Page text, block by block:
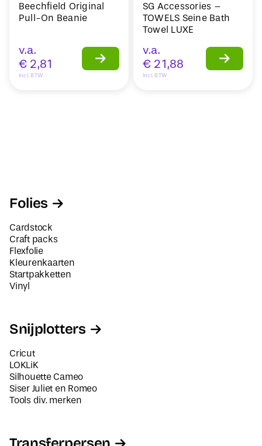
Beechfield Original
Pull-On Beanie
v.a.
€ 2,81
Incl. BTW
SG Accessories –
TOWELS Seine Bath
Towel LUXE
v.a.
€ 21,88
Incl. BTW
Folies
Cardstock
Craft packs
Flexfolie
Kleurenkaarten
Startpakketten
Vinyl
Snijplotters
Cricut
LOKLiK
Silhouette Cameo
Siser Juliet en Romeo
Tools div. merken